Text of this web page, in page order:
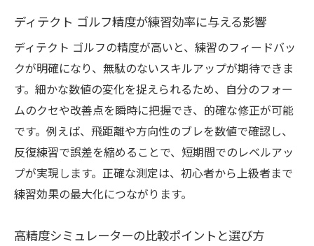
ディテクト ゴルフ精度が練習効率に与える影響
ディテクト ゴルフの精度が高いと、練習のフィードバッ
クが明確になり、無駄のないスキルアップが期待できま
す。細かな数値の変化を捉えられるため、自分のフォー
ムのクセや改善点を瞬時に把握でき、的確な修正が可能
です。例えば、飛距離や方向性のブレを数値で確認し、
反復練習で誤差を縮めることで、短期間でのレベルアッ
プが実現します。正確な測定は、初心者から上級者まで
練習効果の最大化につながります。
高精度シミュレーターの比較ポイントと選び方